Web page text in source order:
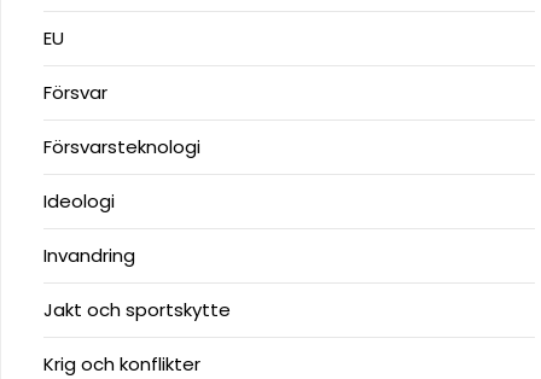
EU
Försvar
Försvarsteknologi
Ideologi
Invandring
Jakt och sportskytte
Krig och konflikter